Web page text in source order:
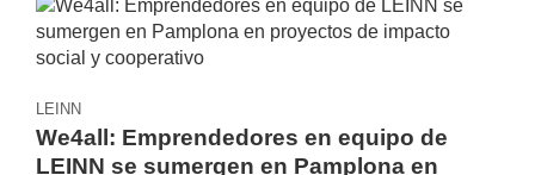
LEINN
We4all: Emprendedores en equipo de
LEINN se sumergen en Pamplona en